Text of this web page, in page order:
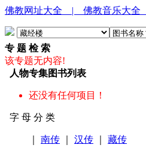
佛教网址大全 | 佛教音乐大全
专 题 检 索
该专题无内容!
人物专集图书列表
还没有任何项目！
字 母 分 类
南传 汉传 藏传